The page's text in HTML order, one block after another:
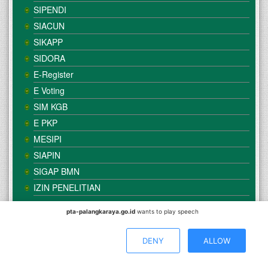
SIPENDI
SIACUN
SIKAPP
SIDORA
E-Register
E Voting
SIM KGB
E PKP
MESIPI
SIAPIN
SIGAP BMN
IZIN PENELITIAN
Mahkamah Agung
Agama Palangka Raya
Direkomendasikan Menggunakan Browser :
Mozilla Firefox
Google Chrome
pta-palangkaraya.go.id wants to play speech
DENY ALLOW